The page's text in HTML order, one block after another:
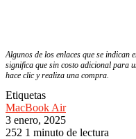
Algunos de los enlaces que se indican
significa que sin costo adicional para
hace clic y realiza una compra.
Etiquetas
MacBook Air
3 enero, 2025
252 1 minuto de lectura